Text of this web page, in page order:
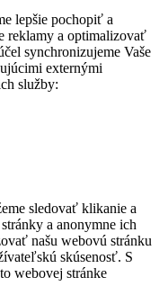
lepšie pochopiť a
reklamy a optimalizovať
synchronizujeme Vaše
externými
služby:
sledovať klikanie a
a anonymne ich
našu webovú stránku
skúsenosť. S
webovej stránke